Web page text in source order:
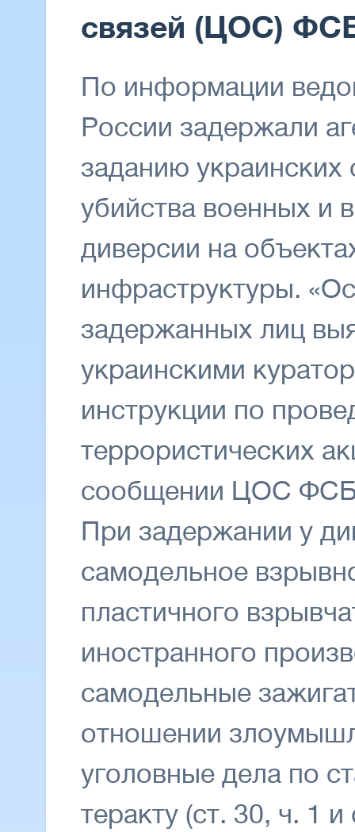
связей (ЦОС)
По информации
России задержали
заданию
убийства военных и
диверсии на
инфраструктуры.
задержанных лиц
украинскими
инструкции по
террористических
сообщении ЦОС
При задержании у
самодельное
пластичного
иностранного
самодельные
отношении
уголовные дела по
теракту (ст. 30, ч. 1